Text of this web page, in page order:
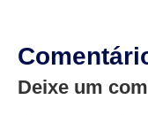
Deixe um